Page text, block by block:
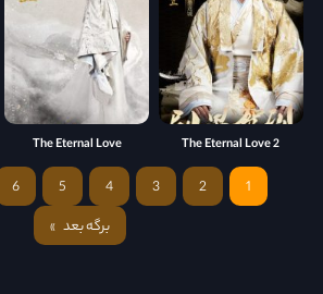
The Eternal Love 2
The Eternal Love
1
2
3
4
5
6
برگه بعد »